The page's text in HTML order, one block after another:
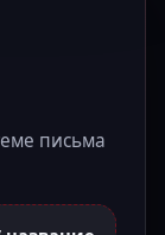
письма